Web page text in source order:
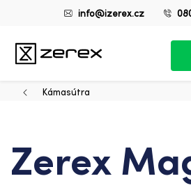
info@izerex.cz
Kámasútra
Zerex